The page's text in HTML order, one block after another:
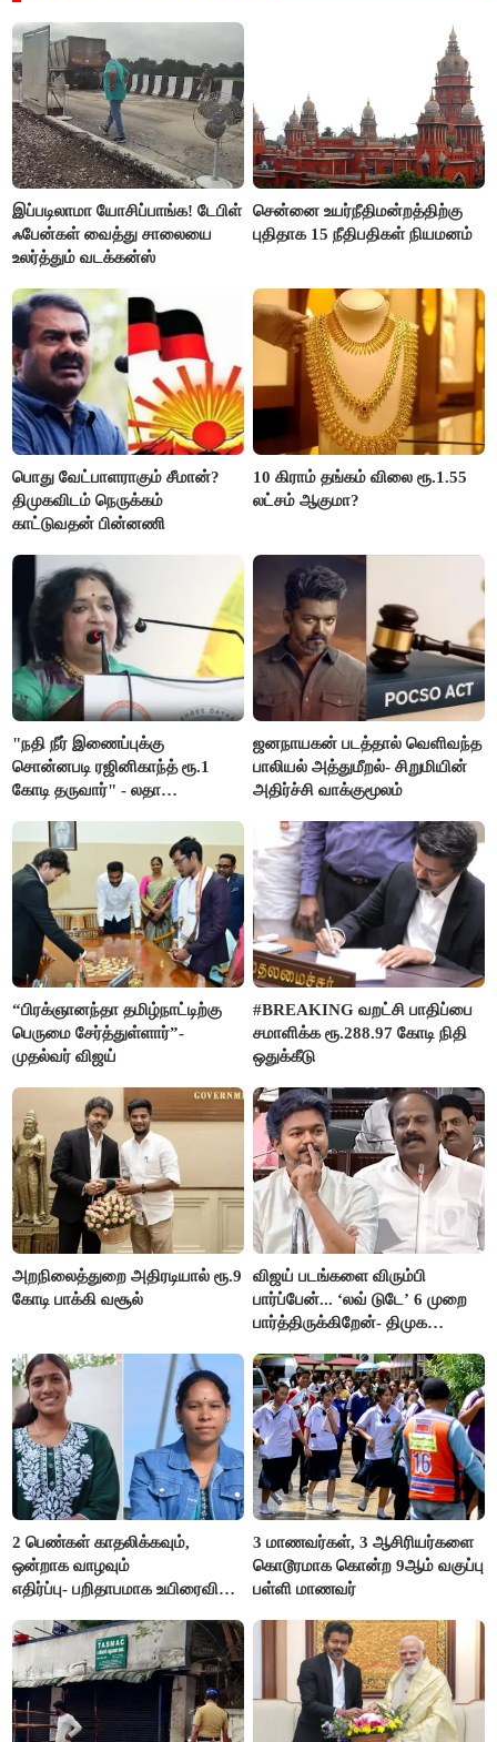
இப்படிலாமா யோசிப்பாங்க! டேபிள்
ஃபேன்கள் வைத்து சாலையை
உலர்த்தும் வடக்கன்ஸ்
சென்னை உயர்நீதிமன்றத்திற்கு
புதிதாக 15 நீதிபதிகள் நியமனம்
பொது வேட்பாளராகும் சீமான்?
திமுகவிடம் நெருக்கம்
காட்டுவதன் பின்னணி
10 கிராம் தங்கம் விலை ரூ.1.55
லட்சம் ஆகுமா?
"நதி நீர் இணைப்புக்கு
சொன்னபடி ரஜினிகாந்த் ரூ.1
கோடி தருவார்" - லதா
ஜனநாயகன் படத்தால் வெளிவந்த
பாலியல் அத்துமீறல்- சிறுமியின்
அதிர்ச்சி வாக்குமூலம்
“பிரக்ஞானந்தா தமிழ்நாட்டிற்கு
பெருமை சேர்த்துள்ளார்”-
முதல்வர் விஜய்
#BREAKING வறட்சி பாதிப்பை
சமாளிக்க ரூ.288.97 கோடி நிதி
ஒதுக்கீடு
அறநிலைத்துறை அதிரடியால் ரூ.9
கோடி பாக்கி வசூல்
விஜய் படங்களை விரும்பி
பார்ப்பேன்... ‘லவ் டுடே’ 6 முறை
பார்த்திருக்கிறேன்- திமுக
2 பெண்கள் காதலிக்கவும்,
ஒன்றாக வாழவும்
எதிர்ப்பு- பறிதாபமாக உயிரைவிட்ட
3 மாணவர்கள், 3 ஆசிரியர்களை
கொடூரமாக கொன்ற 9ஆம் வகுப்பு
பள்ளி மாணவர்